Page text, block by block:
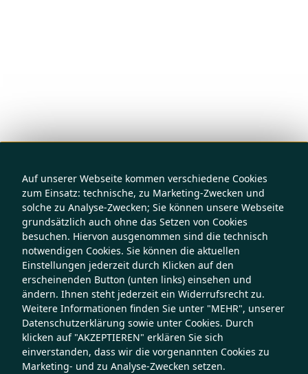
Auf unserer Webseite kommen verschiedene Cookies
zum Einsatz: technische, zu Marketing-Zwecken und
solche zu Analyse-Zwecken; Sie können unsere Webseite
grundsätzlich auch ohne das Setzen von Cookies
besuchen. Hiervon ausgenommen sind die technisch
notwendigen Cookies. Sie können die aktuellen
Einstellungen jederzeit durch Klicken auf den
erscheinenden Button (unten links) einsehen und
ändern. Ihnen steht jederzeit ein Widerrufsrecht zu.
Weitere Informationen finden Sie unter "MEHR", unserer
Datenschutzerklärung sowie unter Cookies. Durch
klicken auf "AKZEPTIEREN" erklären Sie sich
einverstanden, dass wir die vorgenannten Cookies zu
Marketing- und zu Analyse-Zwecken setzen.